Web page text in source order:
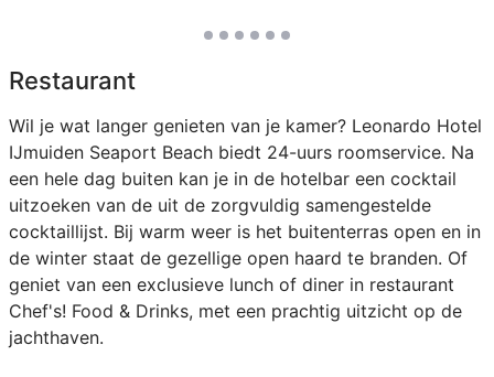
Restaurant
Wil je wat langer genieten van je kamer? Leonardo Hotel
IJmuiden Seaport Beach biedt 24-uurs roomservice. Na
een hele dag buiten kan je in de hotelbar een cocktail
uitzoeken van de uit de zorgvuldig samengestelde
cocktaillijst. Bij warm weer is het buitenterras open en in
de winter staat de gezellige open haard te branden. Of
geniet van een exclusieve lunch of diner in restaurant
Chef's! Food & Drinks, met een prachtig uitzicht op de
jachthaven.